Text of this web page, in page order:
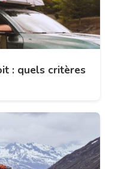
: quels critères